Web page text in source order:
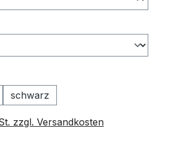
schwarz
zzgl. Versandkosten
Bewertung von 5 von 5 Sternen